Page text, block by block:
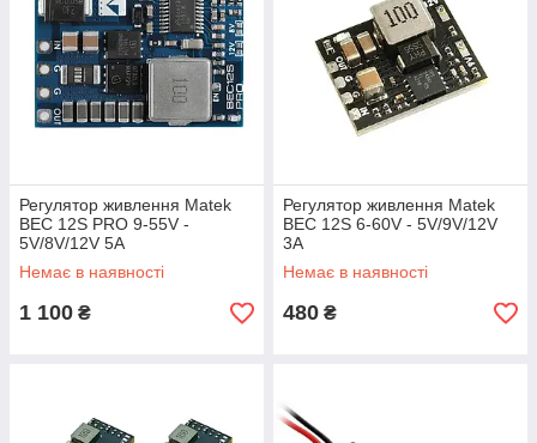
Регулятор живлення Matek
BEC 12S PRO 9-55V -
5V/8V/12V 5A
Немає в наявності
1 100 ₴
Регулятор живлення Matek
BEC 12S 6-60V - 5V/9V/12V
3A
Немає в наявності
480 ₴